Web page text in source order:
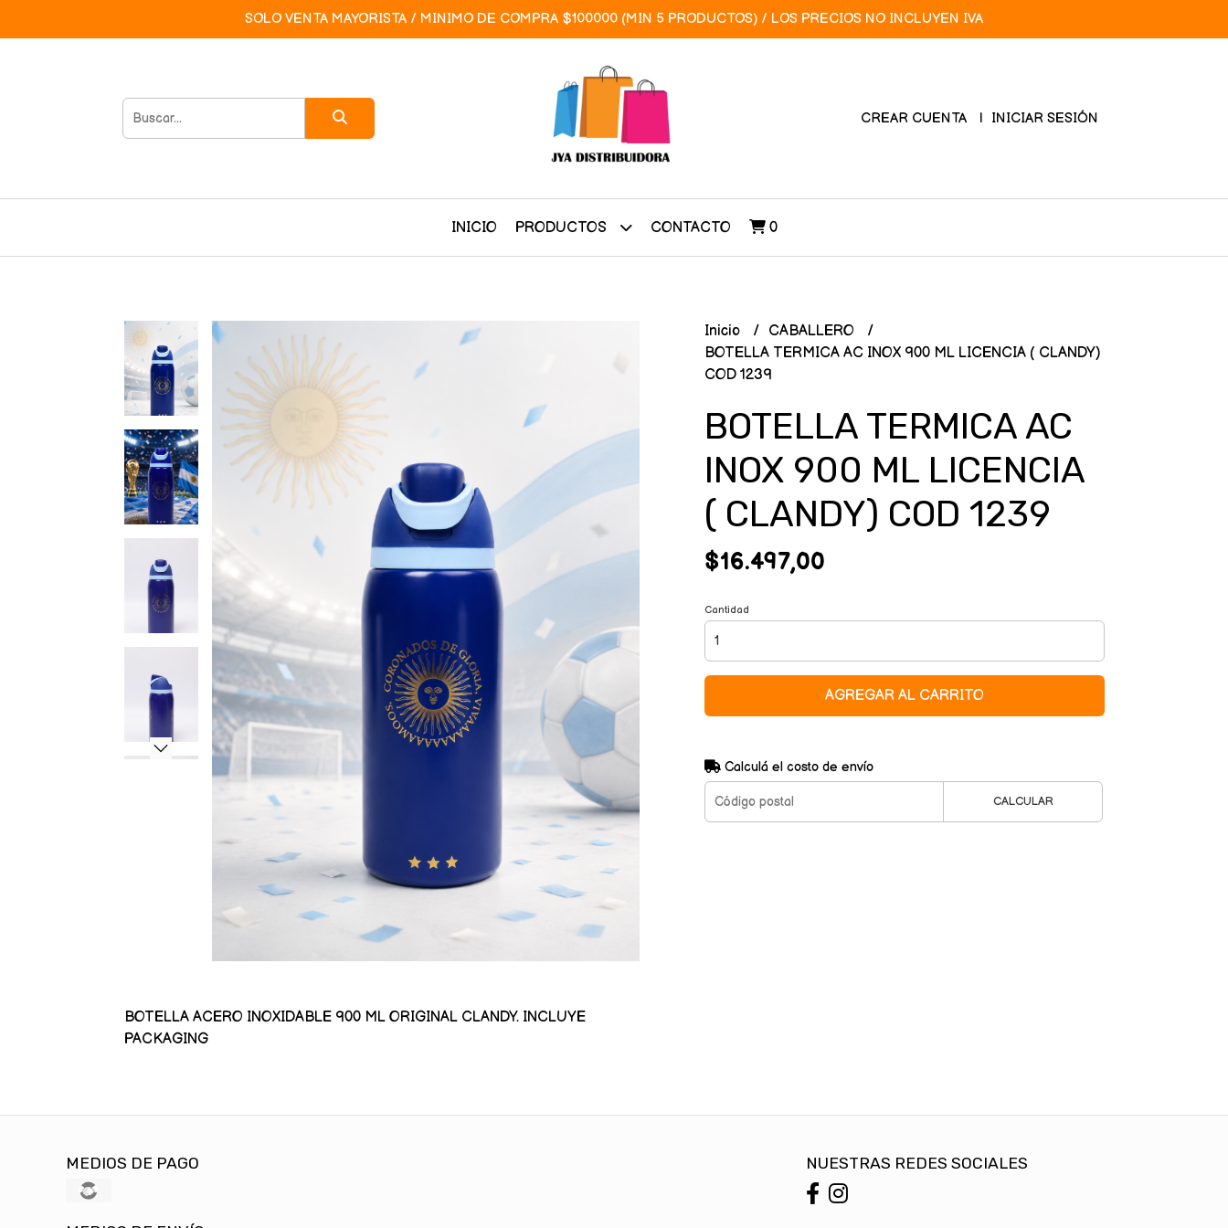
SOLO VENTA MAYORISTA / MINIMO DE COMPRA $100000 (MIN 5 PRODUCTOS) / LOS PRECIOS NO INCLUYEN IVA
CREAR CUENTA INICIAR SESIÓN
INICIO PRODUCTOS CONTACTO 0
BOTELLA ACERO INOXIDABLE 900 ML ORIGINAL CLANDY. INCLUYE
PACKAGING
Inicio
CABALLERO
BOTELLA TERMICA AC INOX 900 ML LICENCIA ( CLANDY)
COD 1239
BOTELLA TERMICA AC
INOX 900 ML LICENCIA
( CLANDY) COD 1239
$16.497,00
Cantidad
AGREGAR AL CARRITO
Calculá el costo de envío
CALCULAR
MEDIOS DE PAGO NUESTRAS REDES SOCIALES